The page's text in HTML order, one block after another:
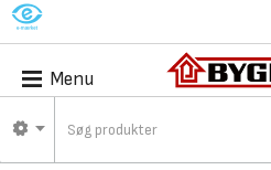
M
Menu